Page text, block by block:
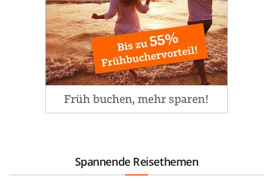
Spannende Reisethemen